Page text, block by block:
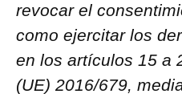
revocar el
como ejercitar los
en los artículos 15 a
(UE) 2016/679,